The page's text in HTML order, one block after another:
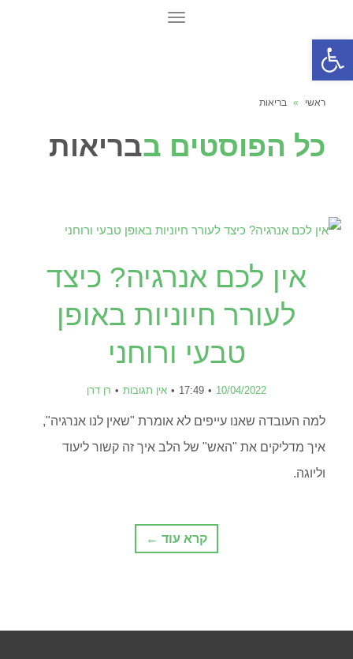
פתח סרגל נגישות
תפריט
ראשי » בריאות
כל הפוסטים בבריאות
אין לכם אנרגיה? כיצד
לעורר חיוניות באופן
טבעי ורוחני
10/04/2022
17:49 אין תגובות רן דרן
למה העובדה שאנו עייפים לא אומרת "שאין לנו אנרגיה",
איך מדליקים את "האש" של הלב איך זה קשור ליעוד
וליוגה.
קרא עוד ←